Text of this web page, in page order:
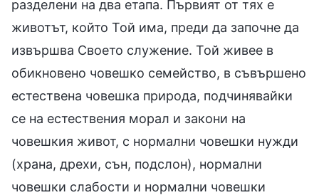
разделени на два етапа. Първият от тях е
животът, който Той има, преди да започне да
извършва Своето служение. Той живее в
обикновено човешко семейство, в съвършено
естествена човешка природа, подчинявайки
се на естествения морал и закони на
човешкия живот, с нормални човешки нужди
(храна, дрехи, сън, подслон), нормални
човешки слабости и нормални човешки